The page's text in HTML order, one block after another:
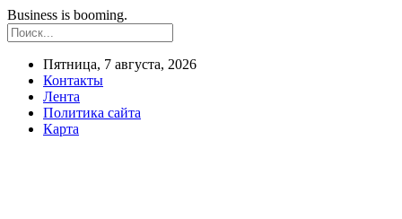
Business is booming.
Пятница, 7 августа, 2026
Контакты
Лента
Политика сайта
Карта